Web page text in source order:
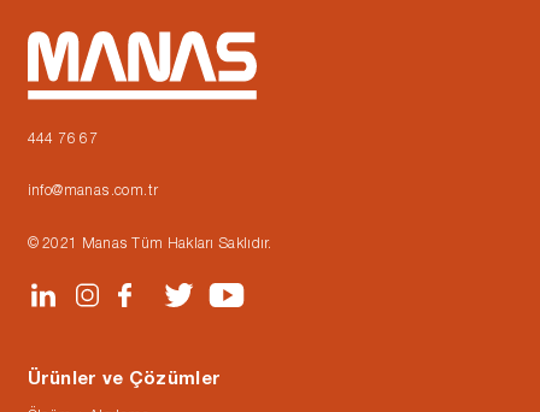
444 76 67
info@manas.com.tr
© 2021 Manas Tüm Hakları Saklıdır.
Ürünler ve Çözümler